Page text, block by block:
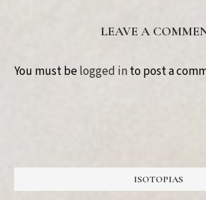
LEAVE A
You must belogged into post a
ISOTOPIAS